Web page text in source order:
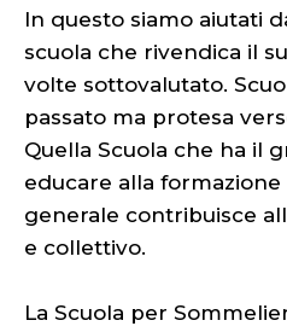
In questo siamo aiutati
scuola che rivendica il
volte sottovalutato.
passato ma protesa
Quella Scuola che ha il
educare alla
generale contribuisce
e collettivo.
La Scuola per